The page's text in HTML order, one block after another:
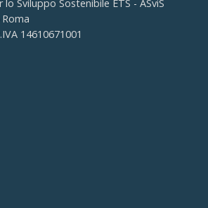
Sviluppo Sostenibile ETS - ASviS
14610671001